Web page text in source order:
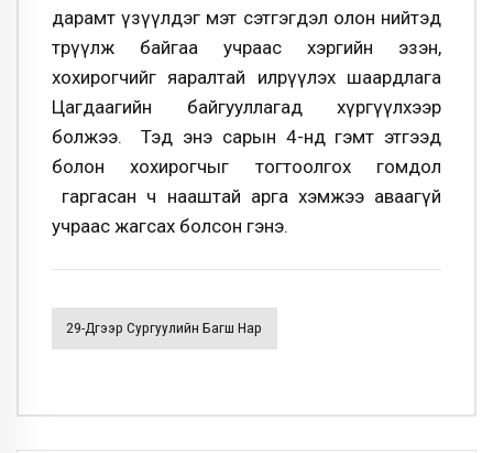
дарамт үзүүлдэг мэт сэтгэгдэл олон нийтэд
төрүүлж байгаа учраас хэргийн эзэн,
хохирогчийг яаралтай илрүүлэх шаардлага
Цагдаагийн байгууллагад хүргүүлхээр
болжээ. Тэд энэ сарын 4-нд гэмт этгээд
болон хохирогчыг тогтоолгох гомдол
гаргасан ч нааштай арга хэмжээ аваагүй
учраас жагсах болсон гэнэ.
29-Дүгээр Сургуулийн Багш Нар